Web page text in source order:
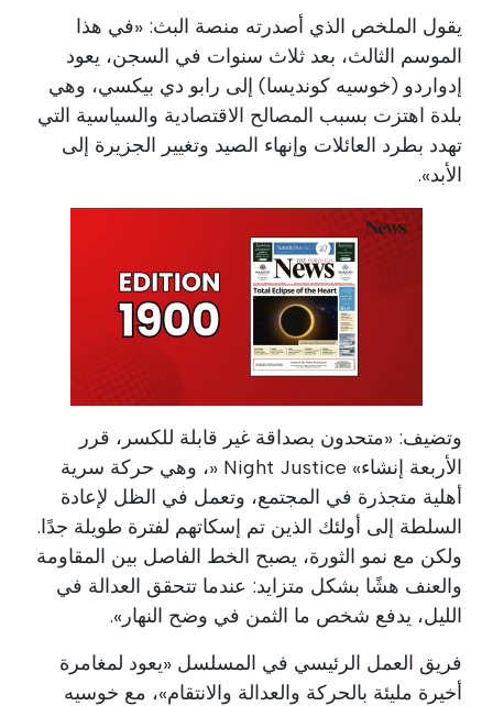
يقول الملخص الذي أصدرته منصة البث: «في هذا
الموسم الثالث، بعد ثلاث سنوات في السجن، يعود
إدواردو (خوسيه كونديسا) إلى رابو دي بيكسي، وهي
بلدة اهتزت بسبب المصالح الاقتصادية والسياسية التي
تهدد بطرد العائلات وإنهاء الصيد وتغيير الجزيرة إلى
الأبد».
وتضيف: «متحدون بصداقة غير قابلة للكسر، قرر
الأربعة إنشاء» Night Justice «، وهي حركة سرية
أهلية متجذرة في المجتمع، وتعمل في الظل لإعادة
السلطة إلى أولئك الذين تم إسكاتهم لفترة طويلة جدًا.
ولكن مع نمو الثورة، يصبح الخط الفاصل بين المقاومة
والعنف هشًا بشكل متزايد: عندما تتحقق العدالة في
الليل، يدفع شخص ما الثمن في وضح النهار».
فريق العمل الرئيسي في المسلسل «يعود لمغامرة
أخيرة مليئة بالحركة والعدالة والانتقام»، مع خوسيه